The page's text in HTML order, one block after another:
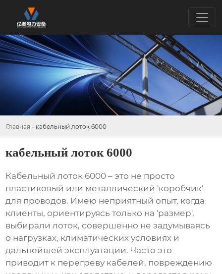
Главная - кабельный лоток 6000
кабельный лоток 6000
Кабельный лоток 6000 – это не просто
пластиковый или металлический 'коробчик'
для проводов. Имею неприятный опыт, когда
клиенты, ориентируясь только на 'размер',
выбирали лоток, совершенно не задумываясь
о нагрузках, климатических условиях и
дальнейшей эксплуатации. Часто это
приводит к перегреву кабелей, повреждению